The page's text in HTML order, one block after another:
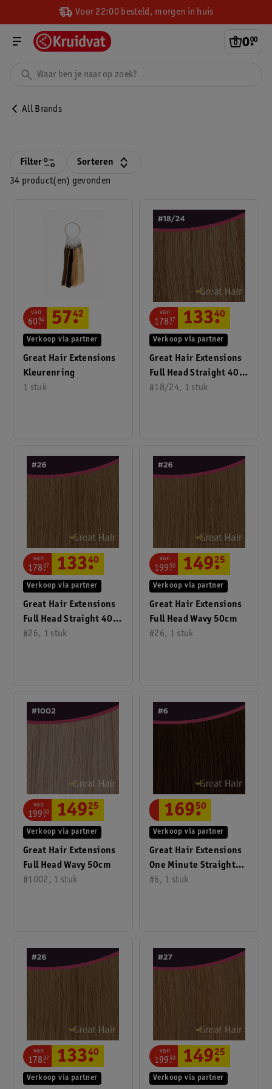
Voor 22:00 besteld, morgen in huis
0.
00
All Brands
34 product(en) gevonden
Filter Sorteren
Great Hair Extensions
Kleurenring
1 stuk
Verkoop via partner
van
60.
94 57.
42
Great Hair Extensions
Full Head Straight 40
Cm
#18/24, 1 stuk
Verkoop via partner
van
178.
37 133.
40
Great Hair Extensions
Full Head Straight 40
Cm
#26, 1 stuk
Verkoop via partner
van
178.
37 133.
40
Great Hair Extensions
Full Head Wavy 50cm
#26, 1 stuk
Verkoop via partner
van
199.
50 149.
25
Great Hair Extensions
Full Head Wavy 50cm
#1002, 1 stuk
Verkoop via partner
van
199.
50 149.
25
Great Hair Extensions
One Minute Straight
50cm
#6, 1 stuk
Verkoop via partner
169.
50
Verkoop via partner
van
178.
37 133.
40
Verkoop via partner
van
199.
50 149.
25